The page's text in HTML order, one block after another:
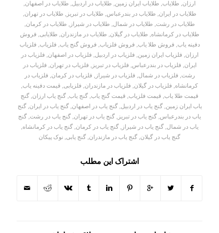
ارزان, طلایاب, طلایاب ایران زمین, طلایاب در اردبیل, طلایاب در اصفهان,
طلایاب در ایران, طلایاب در بندرعباس, طلایاب در تبریز , طلایاب در تهران,
طلایاب در رشت, طلایاب در شمال, طلایاب در شیراز , طلایاب در کرمان,
طلایاب در کرمانشاه, طلایاب در گیلان, طلایاب در مازندران, طلایابی, فروش
دفینه یاب, فروش طلا یاب, فروش فلزیاب, فروش گنج یاب, فلزیاب, فلزیاب
ارزان, فلزیاب ایران زمین, فلزیاب در اردبیل, فلزیاب در اصفهان, فلزیاب در
ایران, فلزیاب در بندرعباس, فلزیاب در تبریز , فلزیاب در تهران, فلزیاب در
رشت, فلزیاب در شمال, فلزیاب در شیراز , فلزیاب در کرمان, فلزیاب در
کرمانشاه, فلزیاب در گیلان, فلزیاب در مازندران, فلزیابی, قیمت دفینه یاب,
قیمت طلا یاب, قیمت فلزیاب, قیمت گنج یاب, گنج یاب, گنج یاب ارزان, گنج
یاب ایران زمین, گنج یاب در اردبیل, گنج یاب در اصفهان, گنج یاب در ایران, گنج
یاب در بندرعباس, گنج یاب در تبریز , گنج یاب در تهران, گنج یاب در رشت, گنج
یاب در شمال, گنج یاب در شیراز , گنج یاب در کرمان, گنج یاب در کرمانشاه,
گنج یاب در گیلان, گنج یاب در مازندران, گنج یابی, نوک پیکان
اشتراک این مطلب